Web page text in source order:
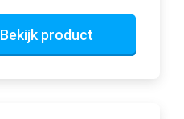
Bekijk product